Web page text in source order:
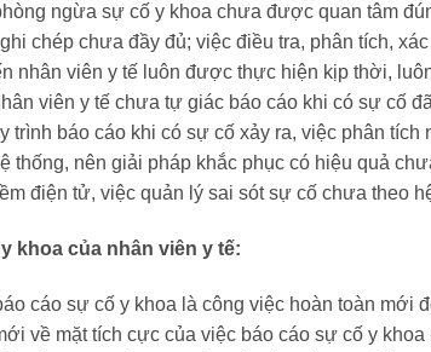
ngừa sự cố y khoa chưa được quan tâm
chép chưa đầy đủ; việc điều tra, phân tích,
nhân viên y tế luôn được thực hiện kịp thời,
viên y tế chưa tự giác báo cáo khi có sự cố
báo cáo khi có sự cố xảy ra, việc phân
nên giải pháp khắc phục có hiệu quả
điện tử, việc quản lý sai sót sự cố chưa theo
khoa của nhân viên y tế:
cáo sự cố y khoa là công việc hoàn toàn mới
về mặt tích cực của việc báo cáo sự cố y